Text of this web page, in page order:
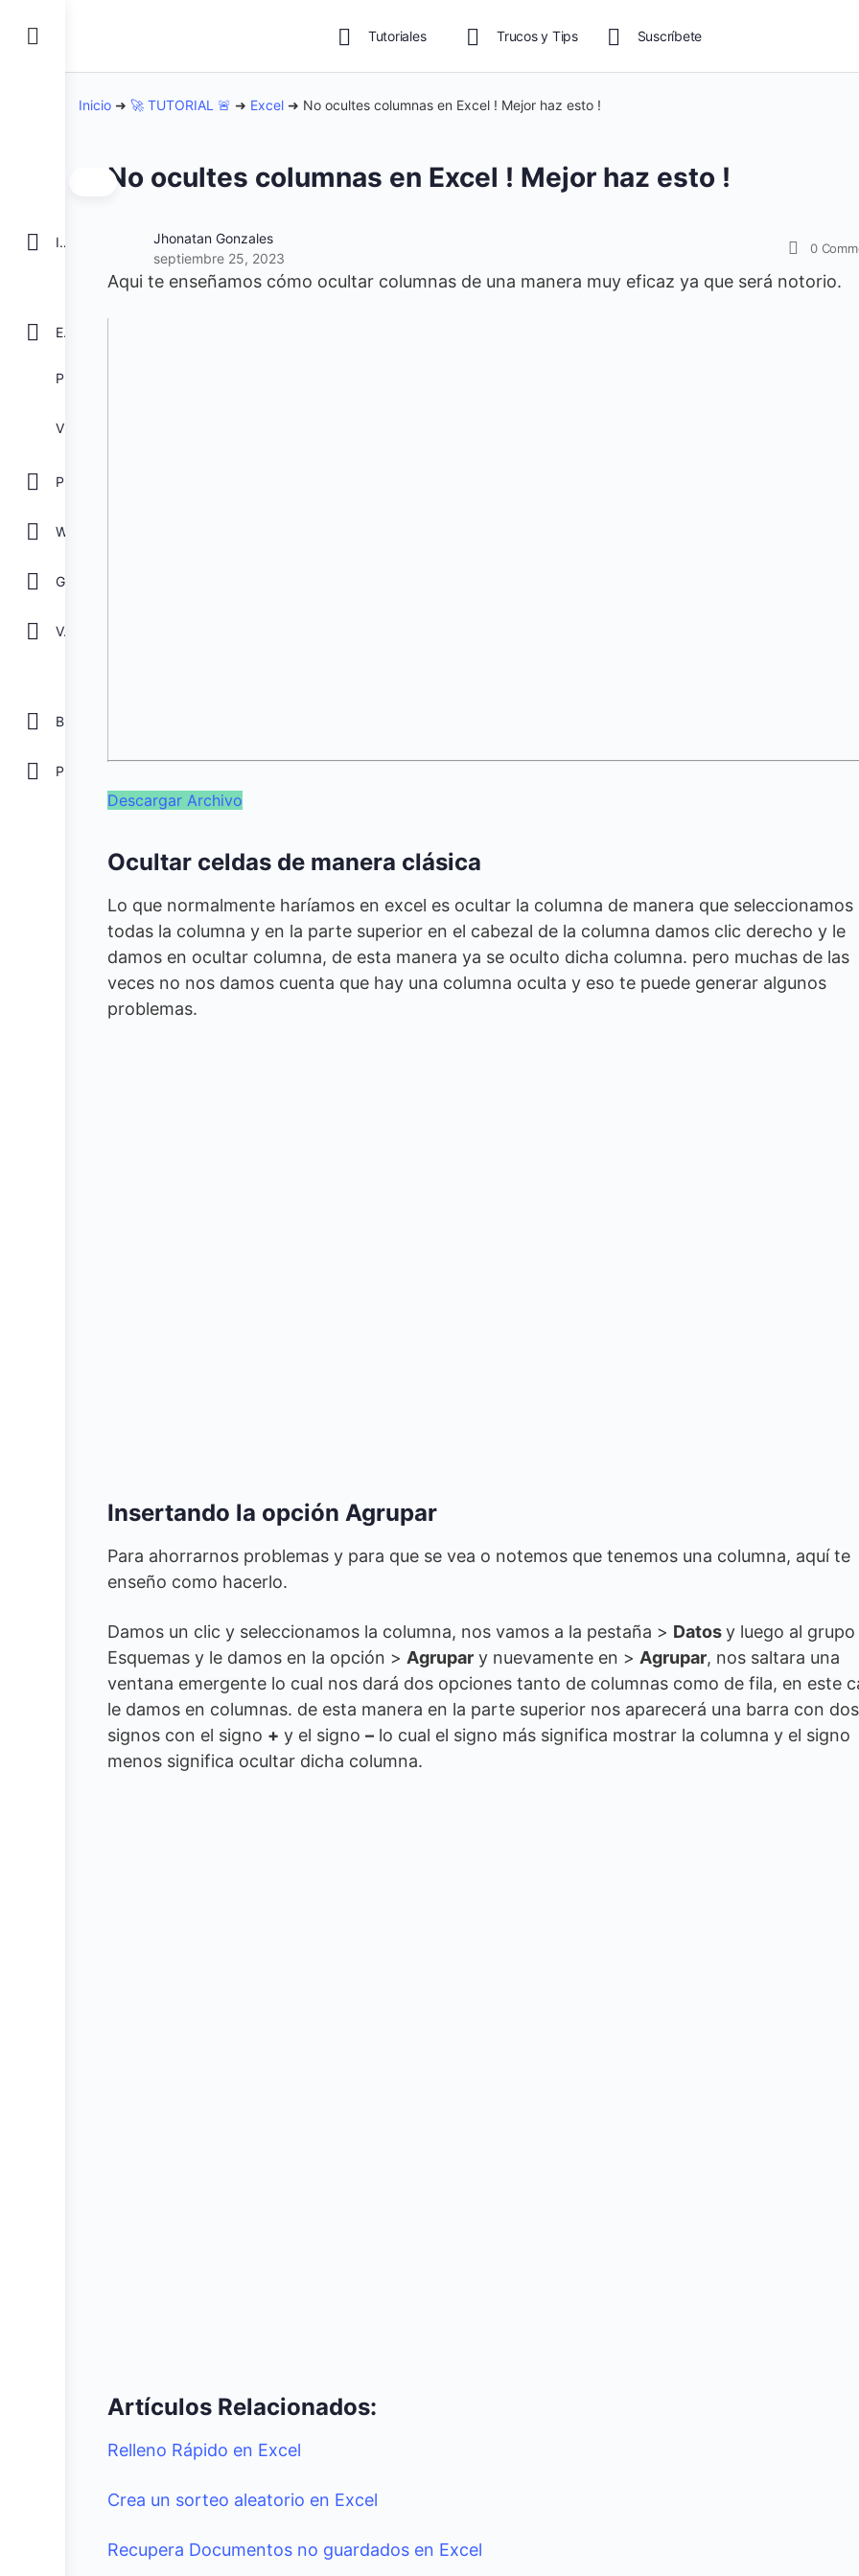
INICIO
EXCEL
VBA para Macros
GOOGLE
Ver todos
Biblioteca
Tutoriales Trucos y Tips Suscríbete
Inicio ➜ 🚀 TUTORIAL 🚨 ➜ Excel ➜ No ocultes columnas en Excel ! Mejor haz esto !
No ocultes columnas en Excel ! Mejor haz esto !
Jhonatan Gonzales
septiembre 25, 2023
0
Aqui te enseñamos cómo ocultar columnas de una manera muy eficaz ya que será notorio.
Descargar Archivo
Ocultar celdas de manera clásica
Lo que normalmente haríamos en excel es ocultar la columna de manera que seleccionamos
todas la columna y en la parte superior en el cabezal de la columna damos clic derecho y le
damos en ocultar columna, de esta manera ya se oculto dicha columna. pero muchas de las
veces no nos damos cuenta que hay una columna oculta y eso te puede generar algunos
problemas.
Insertando la opción Agrupar
Para ahorrarnos problemas y para que se vea o notemos que tenemos una columna, aquí te
enseño como hacerlo.
Damos un clic y seleccionamos la columna, nos vamos a la pestaña > Datosy luego al grupo
Esquemas y le damos en la opción > Agrupar y nuevamente en > Agrupar, nos saltara una
ventana emergente lo cual nos dará dos opciones tanto de columnas como de fila, en este
le damos en columnas. de esta manera en la parte superior nos aparecerá una barra con dos
signos con el signo + y el signo – lo cual el signo más significa mostrar la columna y el signo
menos significa ocultar dicha columna.
Artículos Relacionados:
Relleno Rápido en Excel
Crea un sorteo aleatorio en Excel
Recupera Documentos no guardados en Excel